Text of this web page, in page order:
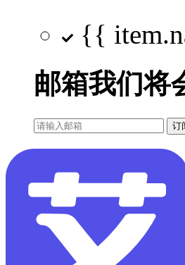
{{
邮箱我们将
订